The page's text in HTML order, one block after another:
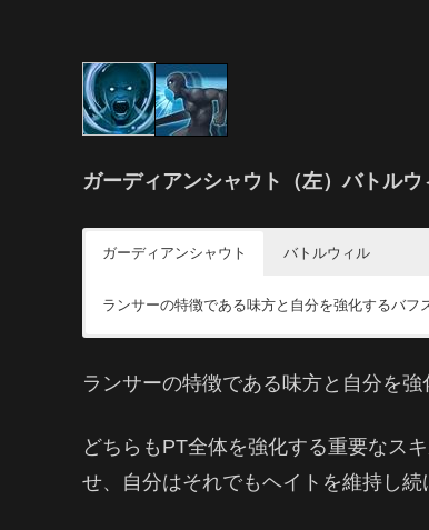
ガーディアンシャウト（左）バトルウ
ガーディアンシャウト バトルウィル
ランサーの特徴である味方と自分を強化するバフ
ランサーの特徴である味方と自分を強
どちらもPT全体を強化する重要なス
せ、自分はそれでもヘイトを維持し続